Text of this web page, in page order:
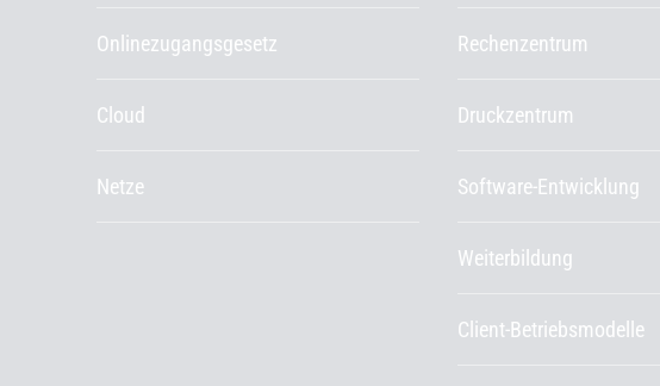
Onlinezugangsgesetz
Cloud
Netze
Rechenzentrum
Druckzentrum
Software-Entwicklung
Weiterbildung
Client-Betriebsmodelle